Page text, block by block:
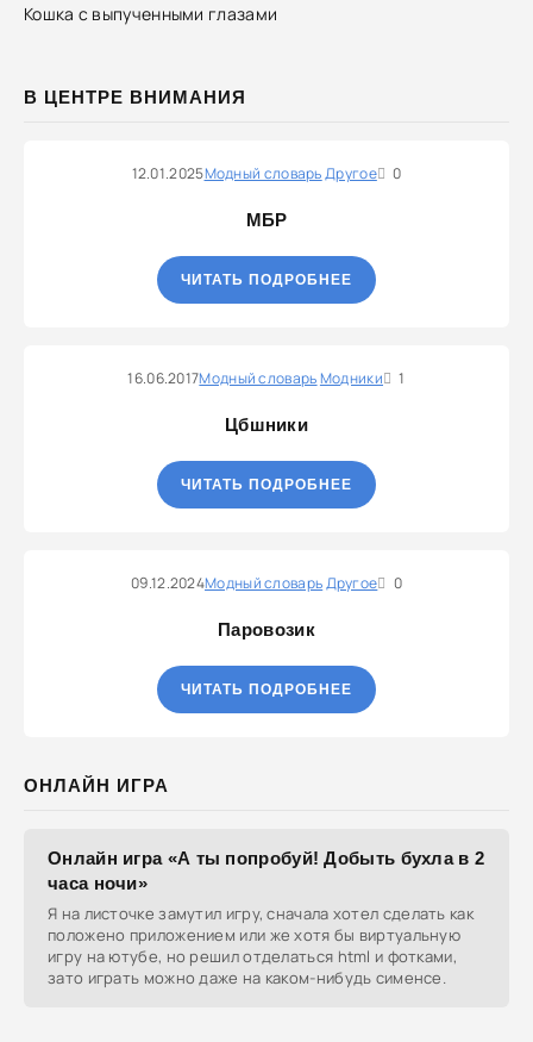
Кошка с выпученными глазами
В ЦЕНТРЕ ВНИМАНИЯ
12.01.2025Модный словарьДругое 0
МБР
ЧИТАТЬ ПОДРОБНЕЕ
16.06.2017Модный словарьМодники 1
Цбшники
ЧИТАТЬ ПОДРОБНЕЕ
09.12.2024Модный словарьДругое 0
Паровозик
ЧИТАТЬ ПОДРОБНЕЕ
ОНЛАЙН ИГРА
Онлайн игра «А ты попробуй! Добыть бухла в 2
часа ночи»
Я на листочке замутил игру, сначала хотел сделать как
положено приложением или же хотя бы виртуальную
игру на ютубе, но решил отделаться html и фотками,
зато играть можно даже на каком-нибудь сименсе.